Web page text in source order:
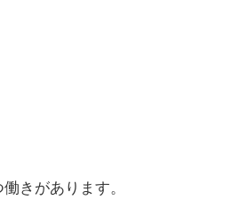
きがあります。